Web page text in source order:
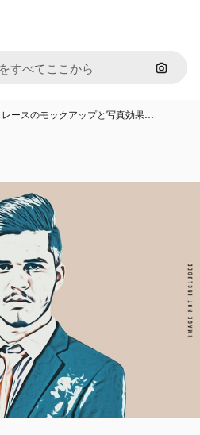
画像で
ースのモックアップと写真効果…